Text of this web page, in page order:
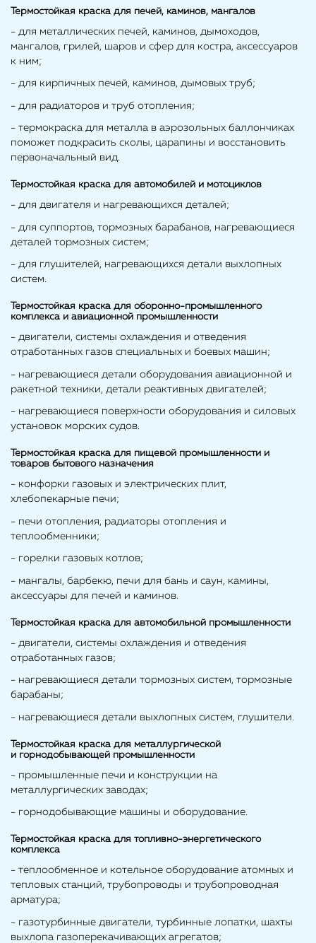
Термостойкая краска для печей, каминов, мангалов
- для металлических печей, каминов, дымоходов,
мангалов, грилей, шаров и сфер для костра, аксессуаров
к ним;
- для кирпичных печей, каминов, дымовых труб;
- для радиаторов и труб отопления;
- термокраска для металла в аэрозольных баллончиках
поможет подкрасить сколы, царапины и восстановить
первоначальный вид.
Термостойкая краска для автомобилей и мотоциклов
- для двигателя и нагревающихся деталей;
- для суппортов, тормозных барабанов, нагревающиеся
деталей тормозных систем;
- для глушителей, нагревающихся детали выхлопных
систем.
Термостойкая краска для оборонно-промышленного
комплекса и авиационной промышленности
- двигатели, системы охлаждения и отведения
отработанных газов специальных и боевых машин;
- нагревающиеся детали оборудования авиационной и
ракетной техники, детали реактивных двигателей;
- нагревающиеся поверхности оборудования и силовых
установок морских судов.
Термостойкая краска для пищевой промышленности и
товаров бытового назначения
- конфорки газовых и электрических плит,
хлебопекарные печи;
- печи отопления, радиаторы отопления и
теплообменники;
- горелки газовых котлов;
- мангалы, барбекю, печи для бань и саун, камины,
аксессуары для печей и каминов.
Термостойкая краска для автомобильной промышленности
- двигатели, системы охлаждения и отведения
отработанных газов;
- нагревающиеся детали тормозных систем, тормозные
барабаны;
- нагревающиеся детали выхлопных систем, глушители.
Термостойкая краска для металлургической
и горнодобывающей промышленности
- промышленные печи и конструкции на
металлургических заводах;
- горнодобывающие машины и оборудование.
Термостойкая краска для топливно-энергетического
комплекса
- теплообменное и котельное оборудование атомных и
тепловых станций, трубопроводы и трубопроводная
арматура;
- газотурбинные двигатели, турбинные лопатки, шахты
выхлопа газоперекачивающих агрегатов;